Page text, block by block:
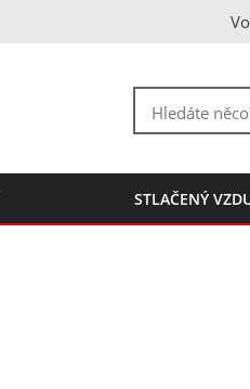
STLAČENÝ